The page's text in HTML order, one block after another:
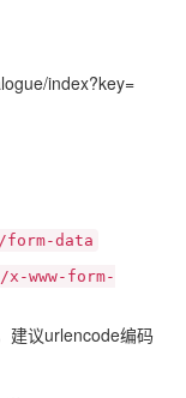
index?key=
data
www-form-
建议urlencode编码